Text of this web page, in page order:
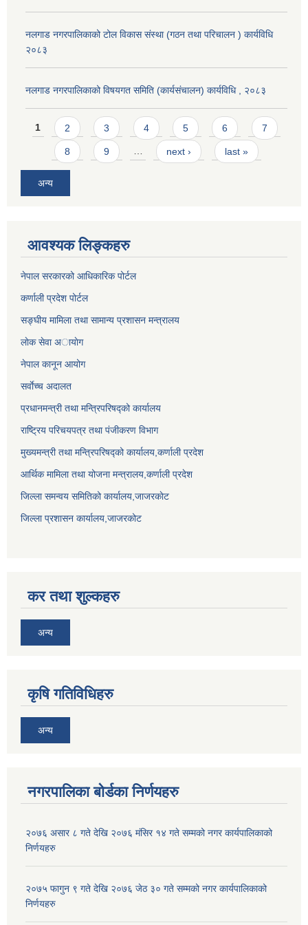
नलगाड नगरपालिकाको टोल विकास संस्था (गठन तथा परिचालन ) कार्यविधि
२०८३
नलगाड नगरपालिकाको विषयगत समिति (कार्यसंचालन) कार्यविधि , २०८३
Pages
1 2 3 4 5 6 7
8 9 … next › last »
अन्य
आवश्यक लिङ्कहरु
नेपाल सरकारको आधिकारिक पोर्टल
कर्णाली प्रदेश पोर्टल
सङ्घीय मामिला तथा सामान्य प्रशासन मन्त्रालय
लाेक सेवा अायाेग
नेपाल कानून आयोग
सर्वाेच्च अदालत
प्रधानमन्त्री तथा मन्त्रिपरिषद्को कार्यालय
राष्ट्रिय परिचयपत्र तथा पंजीकरण विभाग
मुख्यमन्त्री तथा मन्त्रिपरिषद्को कार्यालय,कर्णाली प्रदेश
आर्थिक मामिला तथा योजना मन्त्रालय,कर्णाली प्रदेश
जिल्ला समन्वय समितिको कार्यालय,जाजरकाेट
जिल्ला प्रशासन कार्यालय,जाजरकोट
कर तथा शुल्कहरु
अन्य
कृषि गतिविधिहरु
अन्य
नगरपालिका बोर्डका निर्णयहरु
२०७६ असार ८ गते देखि २०७६ मंसिर १४ गते सम्मको नगर कार्यपालिकाको
निर्णयहरु
२०७५ फागुन ९ गते देखि २०७६ जेठ ३० गते सम्मको नगर कार्यपालिकाको
निर्णयहरु